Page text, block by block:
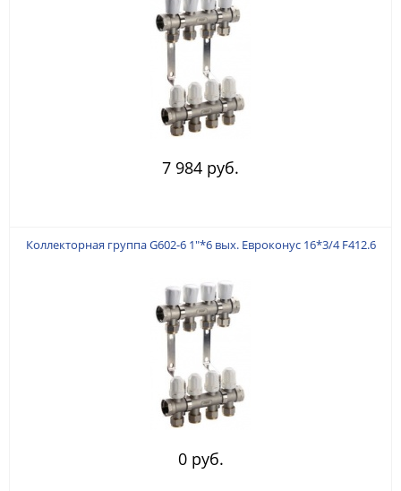
7 984 руб.
Коллекторная группа G602-6 1"*6 вых. Евроконус 16*3/4 F412.6
0 руб.